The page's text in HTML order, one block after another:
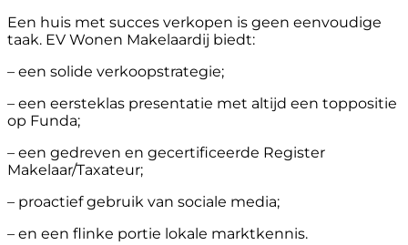
Een huis met succes verkopen is geen eenvoudige
taak. EV Wonen Makelaardij biedt:
– een solide verkoopstrategie;
– een eersteklas presentatie met altijd een toppositie
op Funda;
– een gedreven en gecertificeerde Register
Makelaar/Taxateur;
– proactief gebruik van sociale media;
– en een flinke portie lokale marktkennis.